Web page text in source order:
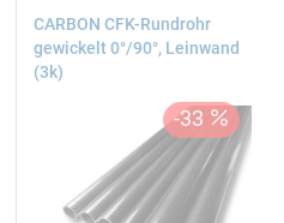
CARBON CFK-Rundrohr
gewickelt 0°/90°, Leinwand
(3k)